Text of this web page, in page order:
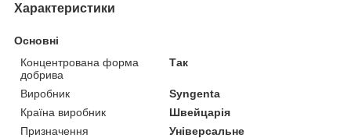
Характеристики
Основні
Концентрована форма
добрива
Так
Виробник
Syngenta
Країна виробник
Швейцарія
Призначення
Універсальне